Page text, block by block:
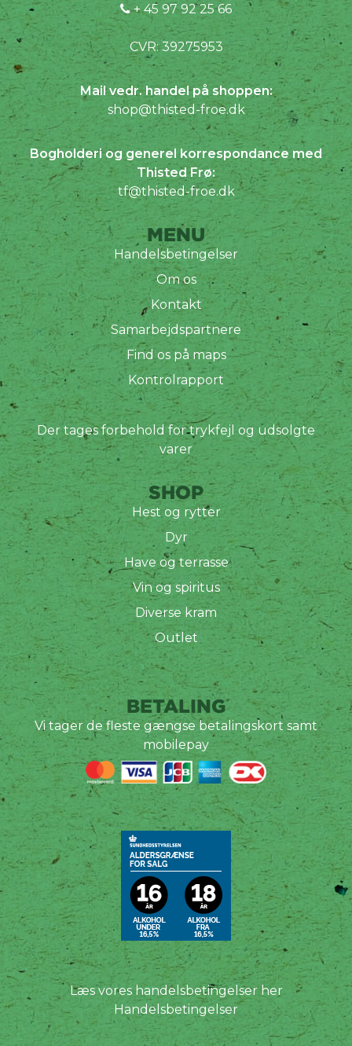
+ 45 97 92 25 66
CVR: 39275953
Mail vedr. handel på shoppen:
shop@thisted-froe.dk
Bogholderi og generel korrespondance med
Thisted Frø:
tf@thisted-froe.dk
MENU
Handelsbetingelser
Om os
Kontakt
Samarbejdspartnere
Find os på maps
Kontrolrapport
Der tages forbehold for trykfejl og udsolgte
varer
SHOP
Hest og rytter
Dyr
Have og terrasse
Vin og spiritus
Diverse kram
Outlet
BETALING
Vi tager de fleste gængse betalingskort samt
mobilepay
Læs vores handelsbetingelser her
Handelsbetingelser